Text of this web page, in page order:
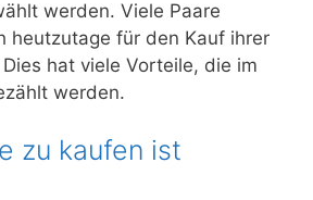
werden. Viele Paare
heutzutage für den Kauf ihrer
hat viele Vorteile, die im
werden.
zu kaufen ist